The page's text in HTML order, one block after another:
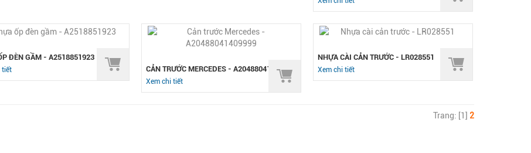
ĐÈN GẦM - A2518851923
tiết CẢN TRƯỚC MERCEDES - A20488041409999
Xem chi tiết
NHỰA CÀI CẢN TRƯỚC - LR028551
Xem chi tiết
Trang: [1] 2